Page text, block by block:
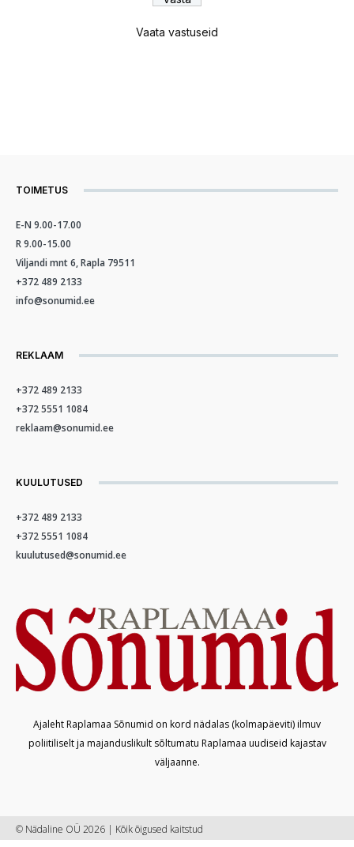
Vaata vastuseid
TOIMETUS
E-N 9.00-17.00
R 9.00-15.00
Viljandi mnt 6, Rapla 79511
+372 489 2133
info@sonumid.ee
REKLAAM
+372 489 2133
+372 5551 1084
reklaam@sonumid.ee
KUULUTUSED
+372 489 2133
+372 5551 1084
kuulutused@sonumid.ee
Ajaleht Raplamaa Sõnumid on kord nädalas (kolmapäeviti) ilmuv
poliitiliselt ja majanduslikult sõltumatu Raplamaa uudiseid kajastav
väljaanne.
© Nädaline OÜ 2026 | Kõik õigused kaitstud